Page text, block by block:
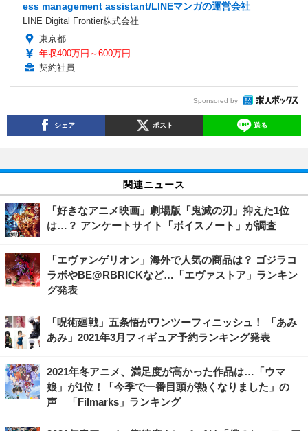
ess management assistant/LINEマンガの運営会社
LINE Digital Frontier株式会社
東京都
年収400万円～600万円
契約社員
Sponsored by
シェア ポスト 送る
関連ニュース
「好きなアニメ映画」劇場版「鬼滅の刃」抑えた1位
は…？ アンケートサイト「ボイスノート」が調査
「エヴァンゲリオン」海外で人気の商品は？ ゴジラコ
ラボやBE@RBRICKなど…「エヴァストア」ランキン
グ発表
「呪術廻戦」五条悟がワンツーフィニッシュ！ 「あみ
あみ」2021年3月フィギュア予約ランキング発表
2021年冬アニメ、満足度が高かった作品は…「ウマ
娘」が1位！「今季で一番目頭が熱くなりました」の
声 「Filmarks」ランキング